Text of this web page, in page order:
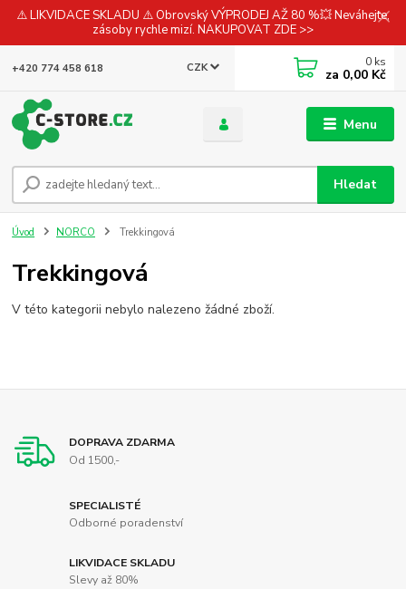
⚠️ LIKVIDACE SKLADU ⚠️ Obrovský VÝPRODEJ AŽ 80 %💥 Neváhejte,
zásoby rychle mizí. NAKUPOVAT ZDE >>
Menu
CZK
Hledat
+420 774 458 618 0 ks
za 0,00 Kč
Úvod NORCO Trekkingová
Trekkingová
V této kategorii nebylo nalezeno žádné zboží.
DOPRAVA ZDARMA
Od 1500,-
SPECIALISTÉ
Odborné poradenství
LIKVIDACE SKLADU
Slevy až 80%